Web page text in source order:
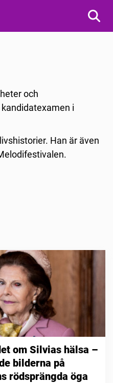
och
kandidatexamen i
Han är även
om Silvias hälsa –
bilderna på
rödsprängda öga